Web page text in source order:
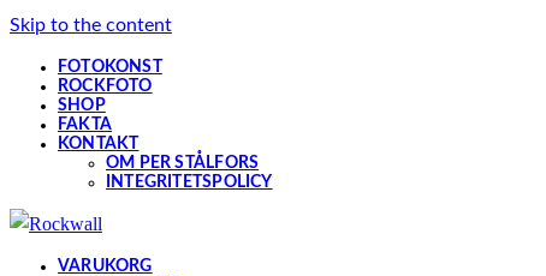
Skip to the content
FOTOKONST
ROCKFOTO
SHOP
FAKTA
KONTAKT
OM PER STÅLFORS
INTEGRITETSPOLICY
VARUKORG